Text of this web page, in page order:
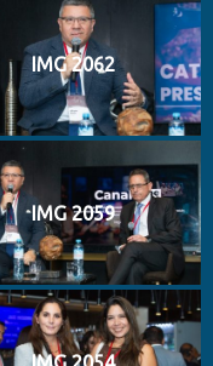
IMG 2062
IMG 2059